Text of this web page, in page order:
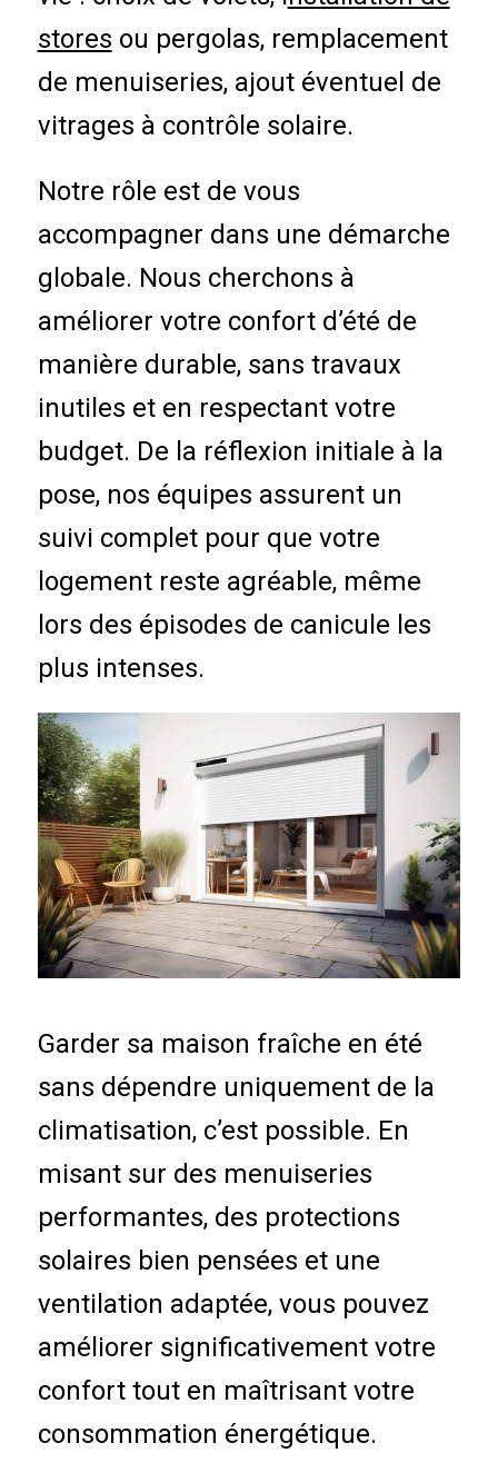
stores ou pergolas, remplacement
de menuiseries, ajout éventuel de
vitrages à contrôle solaire.
Notre rôle est de vous
accompagner dans une démarche
globale. Nous cherchons à
améliorer votre confort d’été de
manière durable, sans travaux
inutiles et en respectant votre
budget. De la réflexion initiale à la
pose, nos équipes assurent un
suivi complet pour que votre
logement reste agréable, même
lors des épisodes de canicule les
plus intenses.
Garder sa maison fraîche en été
sans dépendre uniquement de la
climatisation, c’est possible. En
misant sur des menuiseries
performantes, des protections
solaires bien pensées et une
ventilation adaptée, vous pouvez
améliorer significativement votre
confort tout en maîtrisant votre
consommation énergétique.